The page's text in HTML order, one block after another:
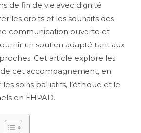
de fin de vie avec dignité
les droits et les souhaits des
communication ouverte et
un soutien adapté tant aux
Cet article explore les
cet accompagnement, en
soins palliatifs, l’éthique et le
en EHPAD.